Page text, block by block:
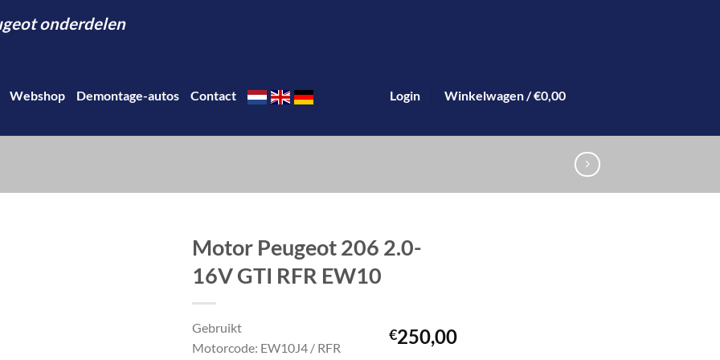
onderdelen
Webshop Demontage-autos Contact Login Winkelwagen /€0,00
Motor Peugeot 206 2.0-
16V GTI RFR EW10
€250,00
Gebruikt
Motorcode: EW10J4 / RFR